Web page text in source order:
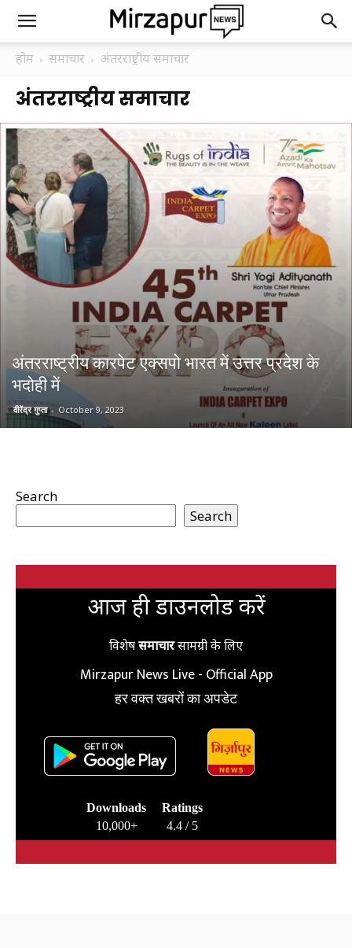
होम समाचार अंतरराष्ट्रीय समाचार
अंतरराष्ट्रीय समाचार
अंतरराष्ट्रीय कारपेट एक्सपो भारत में उत्तर प्रदेश के
भदोही में
वीरेंद्र गुप्ता - October 9, 2023
Search
Search
आज ही डाउनलोड करें
विशेषसमाचारसामग्री के लिए
Mirzapur News Live - Official App
हर वक्त खबरों का अपडेट
Downloads
10,000+
Ratings
4.4 / 5